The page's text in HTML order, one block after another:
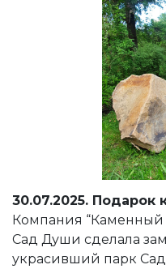
30.07.2025.
Компания “Каменный
Сад Души сделала
украсивший парк